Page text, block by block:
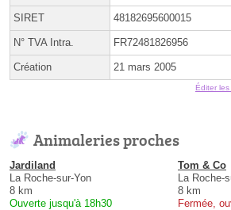
SIRET 48182695600015
N° TVA Intra. FR72481826956
Création 21 mars 2005
Éditer
Animaleries proches
Jardiland
La Roche-sur-Yon
8 km
Ouverte jusqu'à 18h30
Tom & Co
La Roche-
8 km
Fermée,